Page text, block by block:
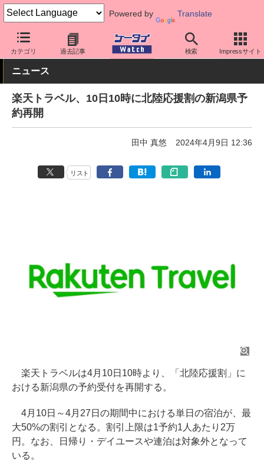
Powered by Translate
カテゴリ 過去記事 検索 Impressサイト
ケータイ Watch キャリア 楽天 アプリ・サービス
ニュース
楽天トラベル、10日10時に北陸応援割の新潟県予
約再開
田中 真悠 2024年4月9日 12:36
リスト
楽天トラベルは4月10日10時より、「北陸応援割」に
おける新潟県の予約受付を再開する。
4月10日～4月27日の期間中における単日の宿泊が、最
大50%の割引となる。割引上限は1予約1人あたり2万
円。なお、日帰り・デイユースや連泊は対象外となって
いる。